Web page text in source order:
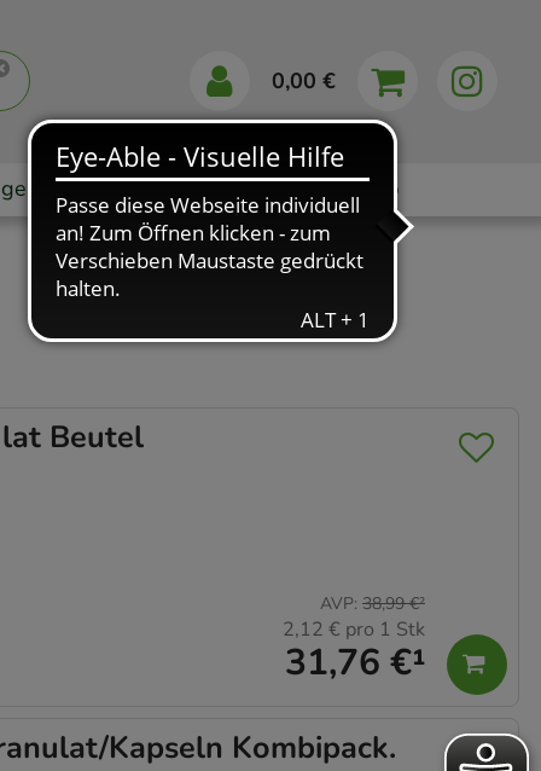
0,00 €
Markenshops Ratgeber App
Beutel
31,76 €¹
AVP: 38,99 €²
2,12 € pro 1 Stk
Kapseln Kombipack.